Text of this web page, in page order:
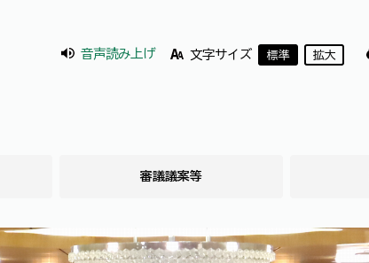
音声読み上げ 文字サイズ 標準 拡大
審議議案等